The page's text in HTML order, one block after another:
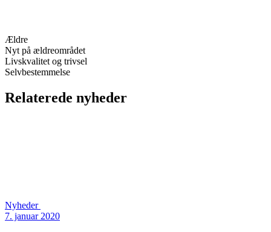
Ældre
Nyt på ældreområdet
Livskvalitet og trivsel
Selvbestemmelse
Relaterede nyheder
Nyheder
7. januar 2020